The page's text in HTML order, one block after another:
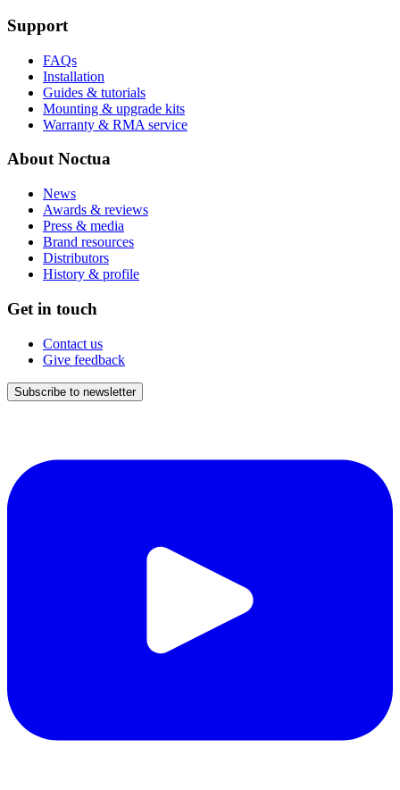
Support
FAQs
Installation
Guides & tutorials
Mounting & upgrade kits
Warranty & RMA service
About Noctua
News
Awards & reviews
Press & media
Brand resources
Distributors
History & profile
Get in touch
Contact us
Give feedback
Subscribe to newsletter